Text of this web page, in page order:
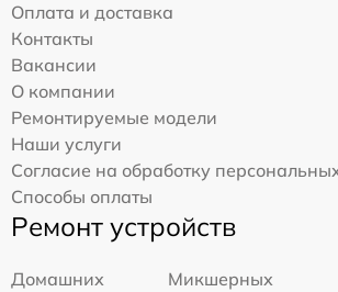
Оплата и доставка
Контакты
Вакансии
О компании
Ремонтируемые модели
Наши услуги
Согласие на обработку
Способы оплаты
Ремонт устройств
Домашних
Микшерных